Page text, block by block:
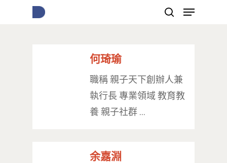
按下Enter開始搜尋，或Esc關閉跳窗
何琦瑜
職稱 親子天下創辦人兼
執行長 專業領域 教育教
養 親子社群 …
余嘉淵